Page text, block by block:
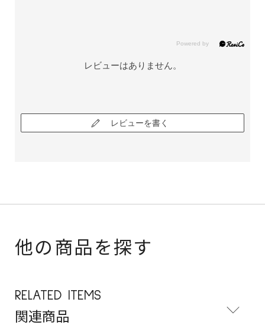
レビューはありません。
レビューを書く
他の商品を探す
RELATED ITEMS
関連商品